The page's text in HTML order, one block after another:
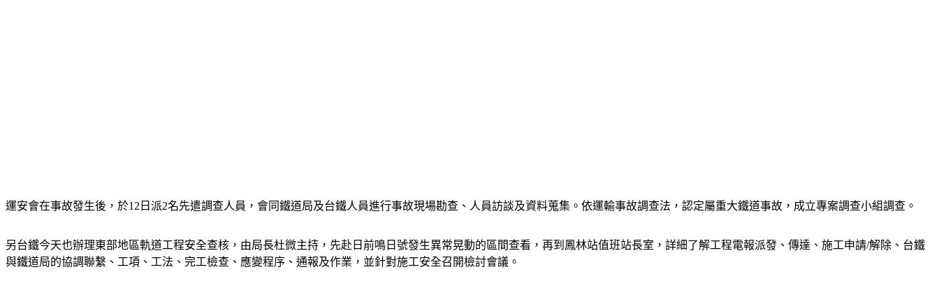
運安會在事故發生後，於12日派2名先遣調查人員，會同鐵道局及台鐵人員進行事故現場勘查、人員訪談及資料蒐集。依運輸事故調查法，認定屬重大鐵道事故，成立專案調查小組調查。
另台鐵今天也辦理東部地區軌道工程安全查核，由局長杜微主持，先赴日前鳴日號發生異常晃動的區間查看，再到鳳林站值班站長室，詳細了解工程電報派發、傳達、施工申請/解除、台鐵
與鐵道局的協調聯繫、工項、工法、完工檢查、應變程序、通報及作業，並針對施工安全召開檢討會議。